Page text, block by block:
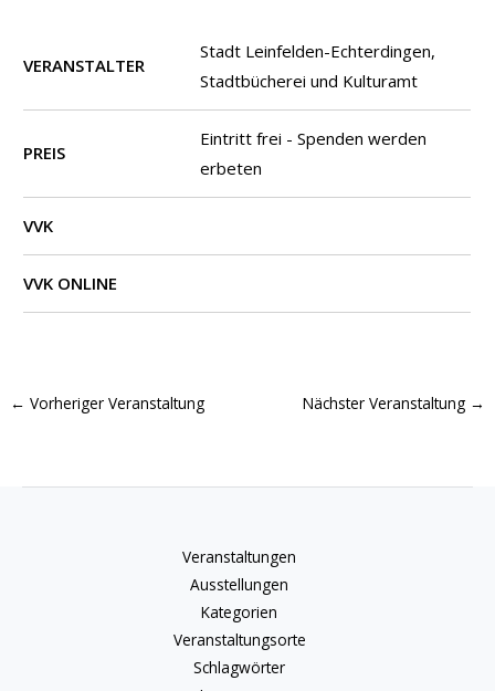
VERANSTALTER
Stadt Leinfelden-Echterdingen,
Stadtbücherei und Kulturamt
PREIS
Eintritt frei - Spenden werden
erbeten
VVK
VVK ONLINE
← Vorheriger Veranstaltung Nächster Veranstaltung →
Veranstaltungen
Ausstellungen
Kategorien
Veranstaltungsorte
Schlagwörter